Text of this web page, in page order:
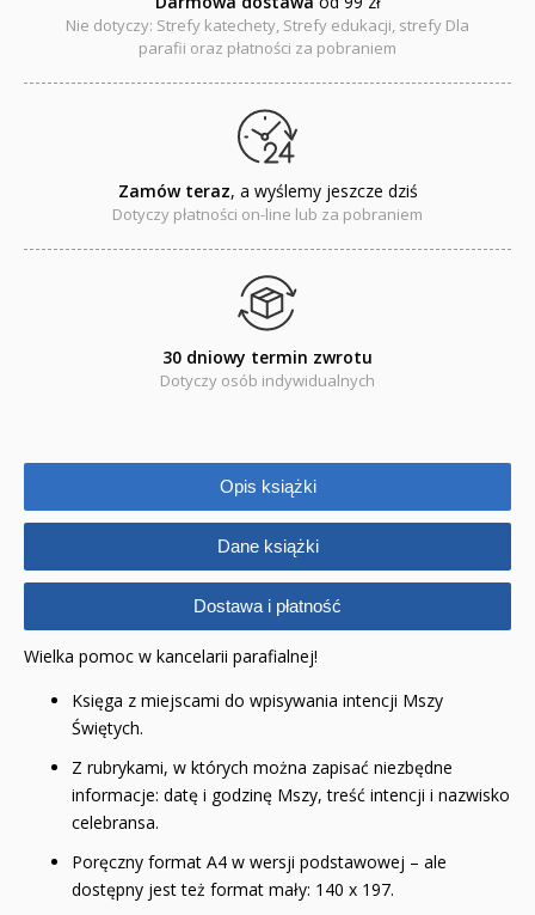
Pomoce duszpasterskie i homiletyczne
Pomoce katechetyczne
Książki religijne dla dzieci
Teologia
ZAPOWIEDZI
KAKADU - książki interaktywne z piórem
JUPI JO! - książki kartonowe dla najmłodszych
POP-UP
Adwent i Boże Narodzenie
Albumy pamiątkowe
Baśnie, bajki
Cecylka Knedelek
Dyplomy dla dzieci
Encyklopedie, leksykony
Nie dotyczy: Strefy katechety, Strefy edukacji, strefy Dla
parafii oraz płatności za pobraniem
Zamów teraz, a wyślemy jeszcze dziś
Dotyczy płatności on-line lub za pobraniem
30 dniowy termin zwrotu
Dotyczy osób indywidualnych
Opis książki
Dane książki
Dostawa i płatność
Wielka pomoc w kancelarii parafialnej!
Księga z miejscami do wpisywania intencji Mszy
Świętych.
Z rubrykami, w których można zapisać niezbędne
informacje: datę i godzinę Mszy, treść intencji i nazwisko
celebransa.
Poręczny format A4 w wersji podstawowej – ale
dostępny jest też format mały: 140 x 197.